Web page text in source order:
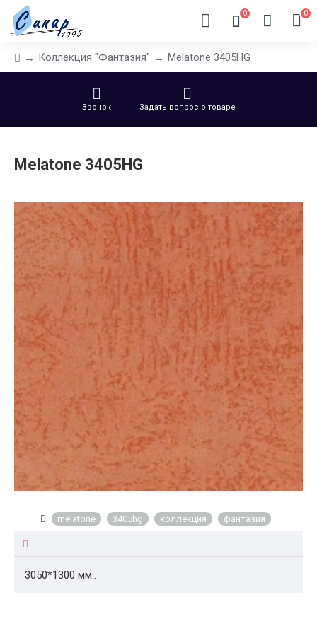
0 0
Коллекция "Фантазия" Melatone 3405HG
Звонок Задать вопрос о товаре
Melatone 3405HG
melatone 3405hg коллекция фантазия
3050*1300 мм..